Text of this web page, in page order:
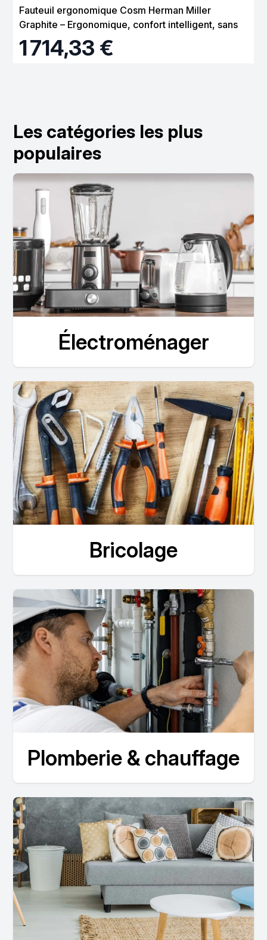
Fauteuil ergonomique Cosm Herman Miller
Graphite – Ergonomique, confort intelligent, sans
réglage
1 714,33 €
Les catégories les plus
populaires
Électroménager
Bricolage
Plomberie & chauffage